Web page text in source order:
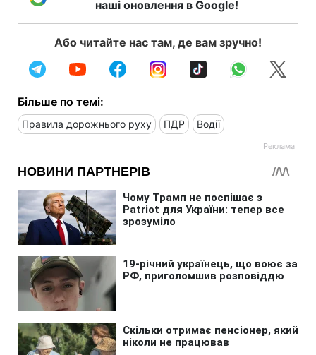
наші оновлення в Google!
Або читайте нас там, де вам зручно!
Більше по темі:
Правила дорожнього руху ПДР Водії